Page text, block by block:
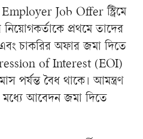
Job Offer স্ট্রিমে
প্রথমে তাদের
চাকরির অফার জমা দিতে
of Interest (EOI)
পর্যন্ত বৈধ থাকে। আমন্ত্রণ
মধ্যে আবেদন জমা দিতে